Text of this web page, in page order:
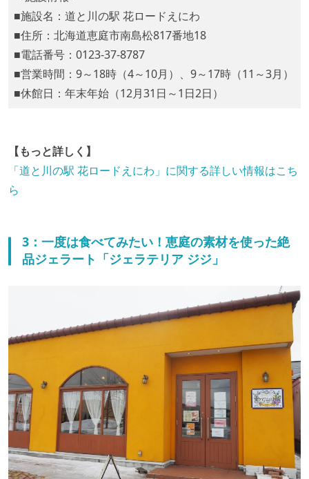
■施設名：道と川の駅 花ロードえにわ
■住所：北海道恵庭市南島松817番地18
■電話番号：0123-37-8787
■営業時間：9～18時（4～10月）、9～17時（11～3月）
■休館日：年末年始（12月31日～1日2日）
【もっと詳しく】
「道と川の駅 花ロードえにわ」に関する詳しい情報はこち
ら
3：一度は食べてみたい！恵庭の素材を使った絶
品ジェラート「ジェラテリア ジジ」